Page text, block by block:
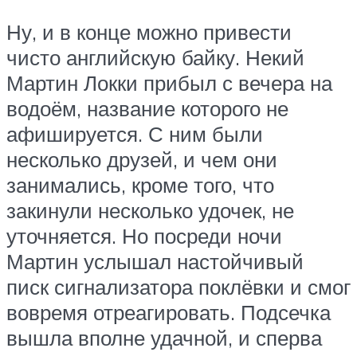
Ну, и в конце можно привести
чисто английскую байку. Некий
Мартин Локки прибыл с вечера на
водоём, название которого не
афишируется. С ним были
несколько друзей, и чем они
занимались, кроме того, что
закинули несколько удочек, не
уточняется. Но посреди ночи
Мартин услышал настойчивый
писк сигнализатора поклёвки и смог
вовремя отреагировать. Подсечка
вышла вполне удачной, и сперва